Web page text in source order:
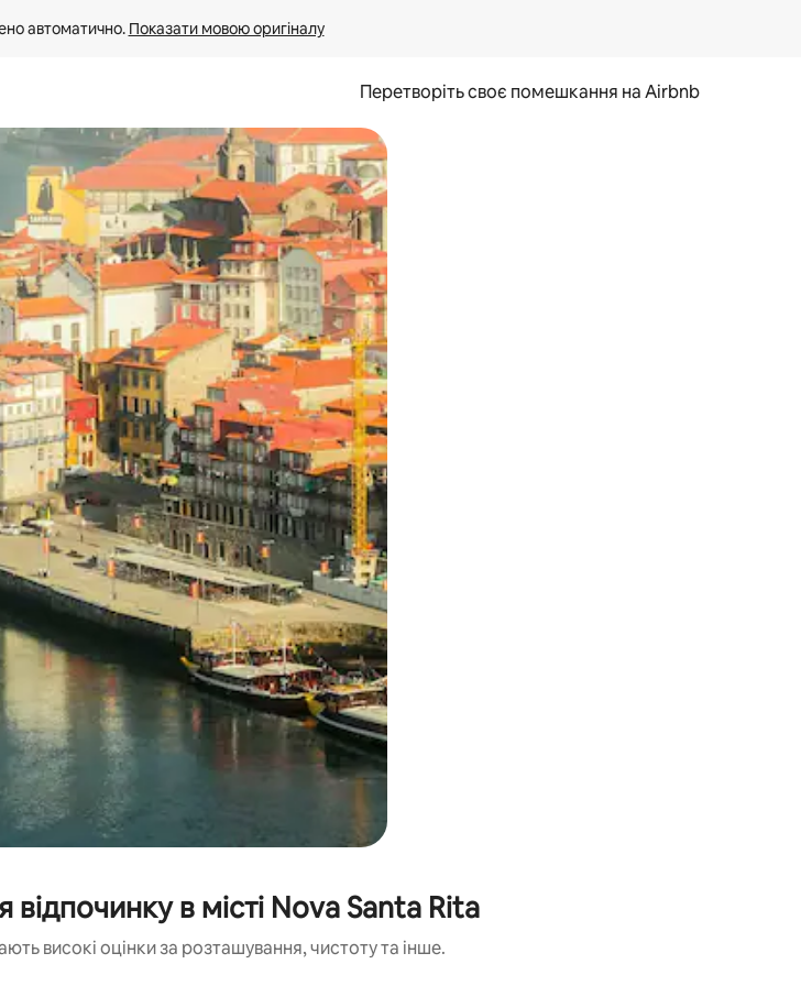
автоматично. Показати мовою оригіналу
Перетворіть своє помешкання на Airbnb
зі стрілками вгору та вниз або жести дотику та гортання.
в місті Nova Santa Rita
високі оцінки за розташування, чистоту та інше.